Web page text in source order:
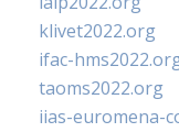
klivet2022.org
ifac-
taoms2022.org
iias-euromena-